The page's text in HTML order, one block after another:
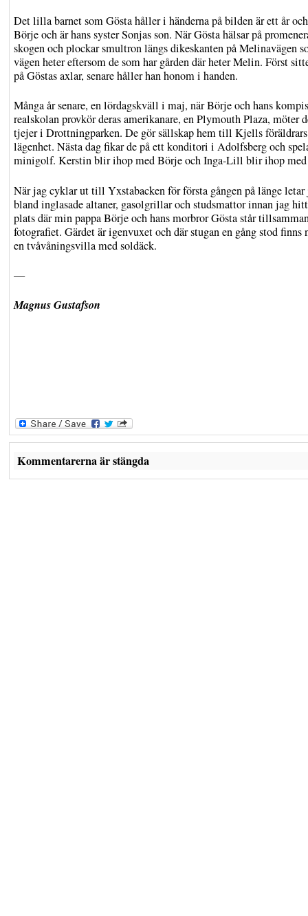
Det lilla barnet som Gösta håller i händerna på bilden är ett år
Börje och är hans syster Sonjas son. När Gösta hälsar på
skogen och plockar smultron längs dikeskanten på Melinavägen
vägen heter eftersom de som har gården där heter Melin. Först
på Göstas axlar, senare håller han honom i handen.
Många år senare, en lördagskväll i maj, när Börje och hans
realskolan provkör deras amerikanare, en Plymouth Plaza, möter
tjejer i Drottningparken. De gör sällskap hem till Kjells föräldrars
lägenhet. Nästa dag fikar de på ett konditori i Adolfsberg och
minigolf. Kerstin blir ihop med Börje och Inga-Lill blir ihop med
När jag cyklar ut till Yxstabacken för första gången på länge letar
bland inglasade altaner, gasolgrillar och studsmattor innan jag
plats där min pappa Börje och hans morbror Gösta står
fotografiet. Gärdet är igenvuxet och där stugan en gång stod finns
en tvåvåningsvilla med soldäck.
—
Magnus Gustafson
Kommentarerna är stängda